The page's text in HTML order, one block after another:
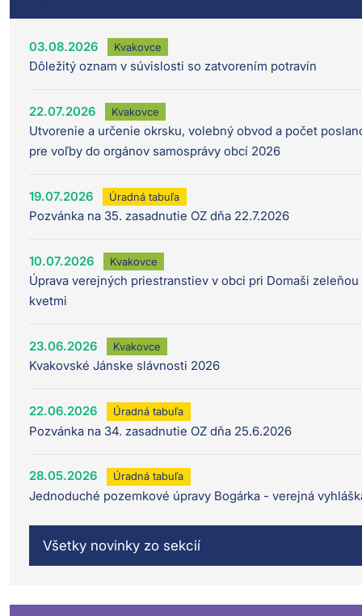
03.08.2026 Kvakovce
Dôležitý oznam v súvislosti so zatvorením potravín
22.07.2026 Kvakovce
Utvorenie a určenie okrsku, volebný obvod a počet
pre voľby do orgánov samosprávy obcí 2026
19.07.2026 Úradná tabuľa
Pozvánka na 35. zasadnutie OZ dňa 22.7.2026
10.07.2026 Kvakovce
Úprava verejných priestranstiev v obci pri Domaši zeleňou
kvetmi
23.06.2026 Kvakovce
Kvakovské Jánske slávnosti 2026
22.06.2026 Úradná tabuľa
Pozvánka na 34. zasadnutie OZ dňa 25.6.2026
28.05.2026 Úradná tabuľa
Jednoduché pozemkové úpravy Bogárka - verejná
Všetky novinky zo sekcií